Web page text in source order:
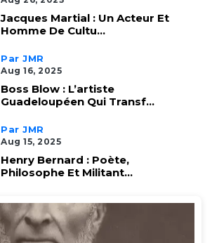
Jacques Martial : Un Acteur Et
Homme De Cultu...
Par JMR
Aug 16, 2025
Boss Blow : L’artiste
Guadeloupéen Qui Transf...
Par JMR
Aug 15, 2025
Henry Bernard : Poète,
Philosophe Et Militant...